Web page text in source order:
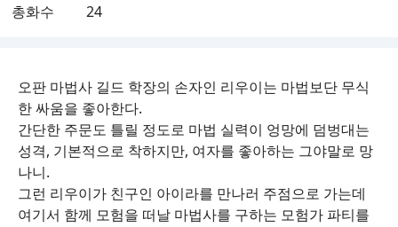
총화수
24
오판 마법사 길드 학장의 손자인 리우이는 마법보단 무식
한 싸움을 좋아한다.
간단한 주문도 틀릴 정도로 마법 실력이 엉망에 덤벙대는
성격, 기본적으로 착하지만, 여자를 좋아하는 그야말로 망
나니.
그런 리우이가 친구인 아이라를 만나러 주점으로 가는데
여기서 함께 모험을 떠날 마법사를 구하는 모험가 파티를